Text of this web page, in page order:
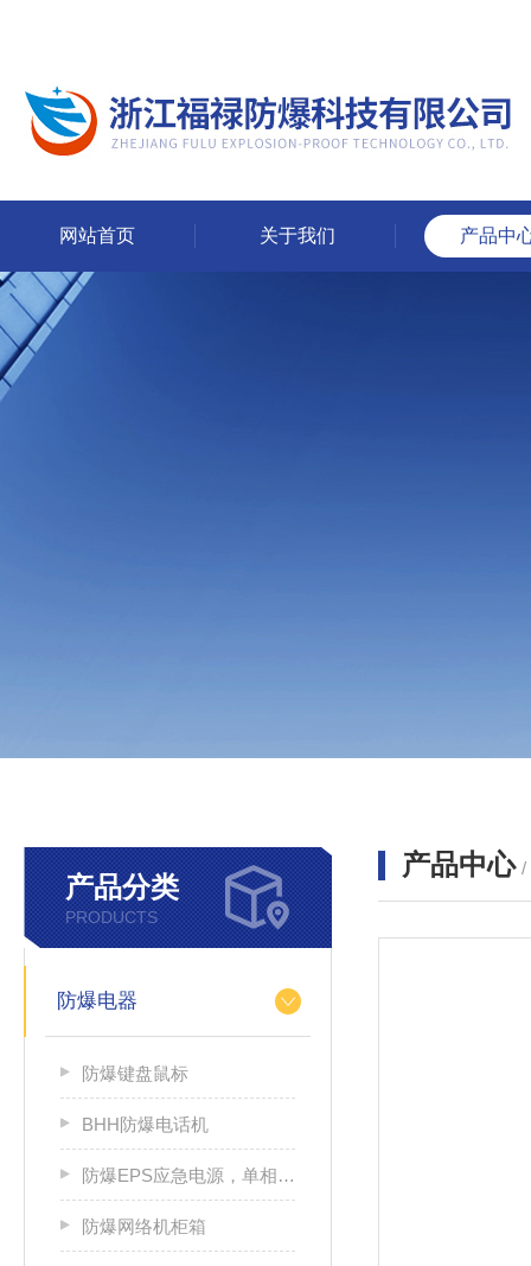
网站首页 关于我们 产品中
产品分类
PRODUCTS
防爆电器
防爆键盘鼠标
BHH防爆电话机
防爆EPS应急电源，单相/三相电源箱
防爆网络机柜箱
产品中心 /